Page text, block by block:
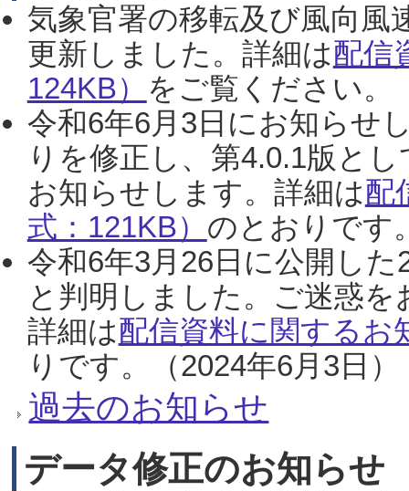
気象官署の移転及び風向風
更新しました。詳細は配信
124KB） をご覧ください。
令和6年6月3日にお知らせ
りを修正し、第4.0.1版と
お知らせします。詳細は配
式：121KB） のとおりです
令和6年3月26日に公開し
と判明しました。ご迷惑
詳細は配信資料に関するお
りです。（2024年6月3日）
過去のお知らせ
データ修正のお知らせ